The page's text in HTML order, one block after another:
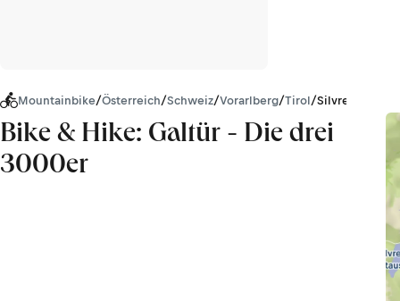
Mountainbike/Österreich/Schweiz/Vorarlberg/Tirol/Silvretta
Bike & Hike: Galtür - Die drei
3000er